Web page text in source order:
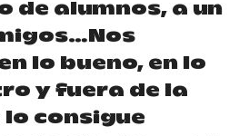
de alumnos, a un
lo bueno, en lo
y fuera de la
lo consigue